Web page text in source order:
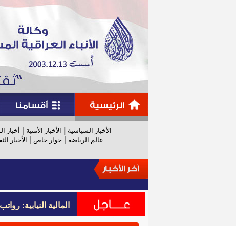
الأخبار السياسية الأخبار الأمنية أخبار
عالم الرياضة
حوار خاص الأخبار
المالية النيابية: رواتب عام
المالية النيابية: رواتب عام